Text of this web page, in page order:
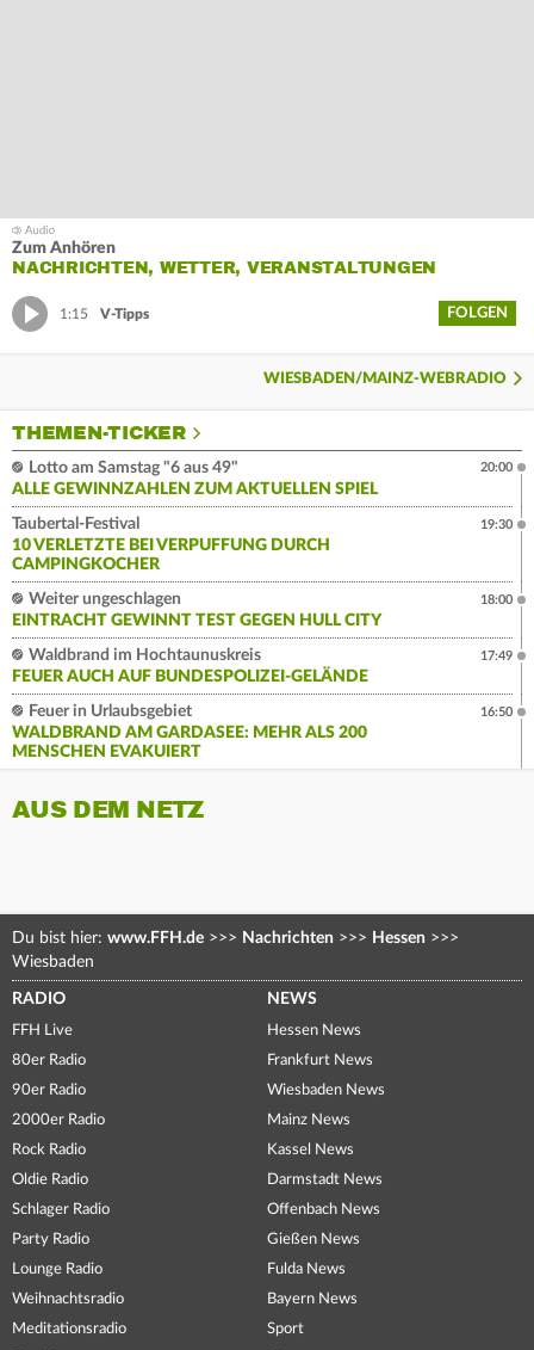
Zum Anhören
NACHRICHTEN, WETTER, VERANSTALTUNGEN
1:15 V-Tipps FOLGEN
WIESBADEN/MAINZ-WEBRADIO
THEMEN-TICKER
Lotto am Samstag "6 aus 49"
ALLE GEWINNZAHLEN ZUM AKTUELLEN SPIEL
20:00
Taubertal-Festival
10 VERLETZTE BEI VERPUFFUNG DURCH
CAMPINGKOCHER
19:30
Weiter ungeschlagen
EINTRACHT GEWINNT TEST GEGEN HULL CITY
18:00
Waldbrand im Hochtaunuskreis
FEUER AUCH AUF BUNDESPOLIZEI-GELÄNDE
17:49
Feuer in Urlaubsgebiet
WALDBRAND AM GARDASEE: MEHR ALS 200
MENSCHEN EVAKUIERT
16:50
AUS DEM NETZ
Du bist hier: www.FFH.de >>> Nachrichten >>> Hessen >>>
Wiesbaden
RADIO
FFH Live
80er Radio
90er Radio
2000er Radio
Rock Radio
Oldie Radio
Schlager Radio
Party Radio
Lounge Radio
Weihnachtsradio
Meditationsradio
NEWS
Hessen News
Frankfurt News
Wiesbaden News
Mainz News
Kassel News
Darmstadt News
Offenbach News
Gießen News
Fulda News
Bayern News
Sport